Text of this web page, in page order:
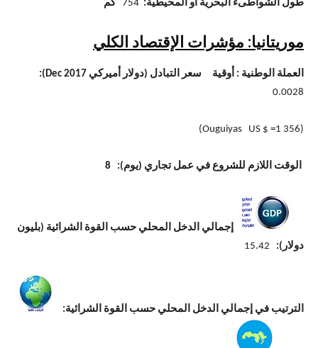
طول الشواطىء البحرية أو المحيطية: 754 كم
موريتانيا: مؤشرات الإقتصاد الكلي
العملة الوطنية : أوقية سعر التبادل (دولار أميركي Dec 2017
):
0.0028
(356 Ouguiyas US $ =1)
الوقت اللازم للشروع في عمل تجاري (يوم): 8
إجمالي الدخل المحلي حسب القوة الشرائية (بليون
دولار): 15.42
الترتيب في إجمالي الدخل المحلي حسب القوة الشرائية: